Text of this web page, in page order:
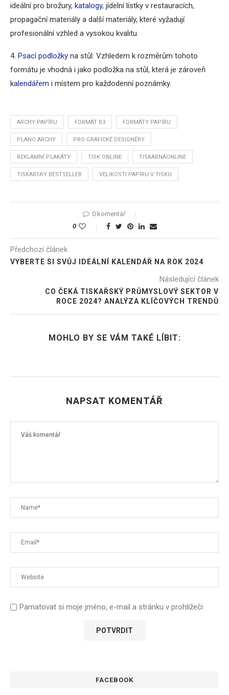
ideální pro brožury, katalogy, jídelní lístky v restauracích,
propagační materiály a další materiály, které vyžadují
profesionální vzhled a vysokou kvalitu.
4. Psací podložky na stůl: Vzhledem k rozměrům tohoto
formátu je vhodná i jako podložka na stůl, která je zároveň
kalendářem i místem pro každodenní poznámky.
ARCHY PAPÍRU FORMÁT B3 FORMÁTY PAPÍRU
PLANO ARCHY PRO GRAFICKÉ DESIGNÉRY
REKLAMNÍ PLAKÁTY TISK ONLINE TISKARNAONLINE
TISKARSKY BESTSELLER VELIKOSTI PAPÍRU V TISKU
0 komentář
0
Předchozí článek
VYBERTE SI SVŮJ IDEÁLNÍ KALENDÁŘ NA ROK 2024
Následující článek
CO ČEKÁ TISKAŘSKÝ PRŮMYSLOVÝ SEKTOR V
ROCE 2024? ANALÝZA KLÍČOVÝCH TRENDŮ
MOHLO BY SE VÁM TAKÉ LÍBIT:
NAPSAT KOMENTÁŘ
Pamatovat si moje jméno, e-mail a stránku v prohlížeči
FACEBOOK